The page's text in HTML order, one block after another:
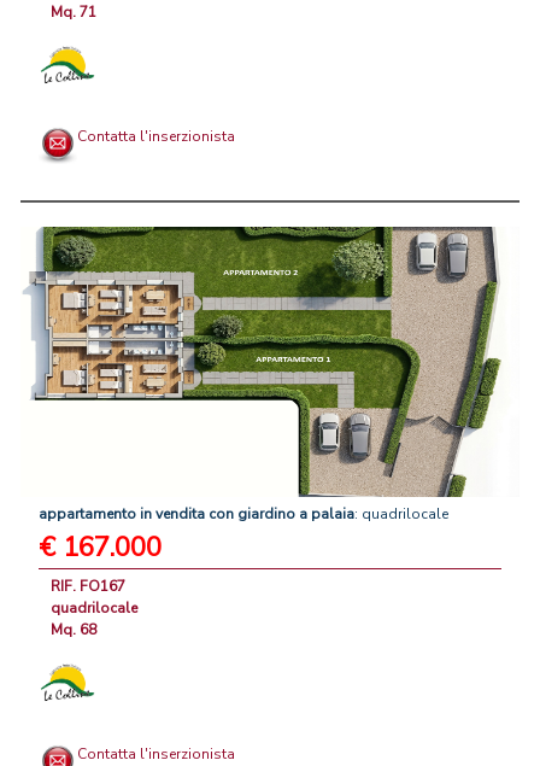
Mq. 71
Contatta l'inserzionista
appartamento invendita con giardino a palaia: quadrilocale
€ 167.000
RIF. FO167
quadrilocale
Mq. 68
Contatta l'inserzionista